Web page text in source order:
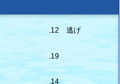
.12 逃げ
.19
.14